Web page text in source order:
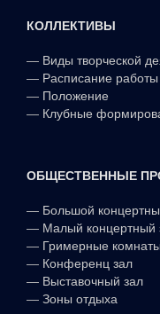
КОЛЛЕКТИВЫ
— Виды творческой
— Расписание работы
— Положение
— Клубные
ОБЩЕСТВЕННЫЕ
— Большой
— Малый концертный
— Гримерные комнаты
— Конференц зал
— Выставочный зал
— Зоны отдыха